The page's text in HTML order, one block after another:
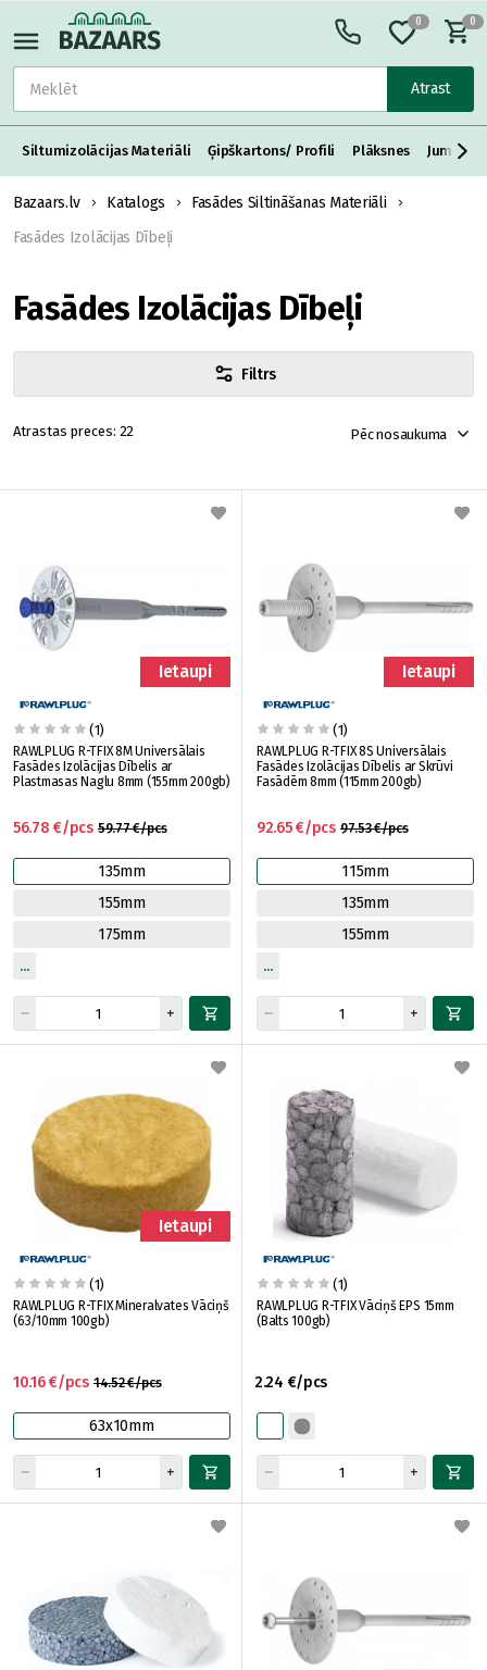
Atrast
0 0
Siltumizolācijas Materiāli Ģipškartons/ Profili Plāksnes Jumta
Bazaars.lv Katalogs
Fasādes Siltināšanas Materiāli
Fasādes Izolācijas Dībeļi
Fasādes Izolācijas Dībeļi
Filtrs
22 Pēc nosaukuma
Ietaupi
(1)
RAWLPLUG R-TFIX 8M Universālais
Fasādes Izolācijas Dībelis ar
Plastmasas Naglu 8mm (155mm 200gb)
59.77 €/pcs
56.78 €/pcs
135mm
155mm
175mm
Ietaupi
(1)
RAWLPLUG R-TFIX 8S Universālais
Fasādes Izolācijas Dībelis ar Skrūvi
Fasādēm 8mm (115mm 200gb)
97.53 €/pcs
92.65 €/pcs
115mm
135mm
155mm
Ietaupi
(1)
RAWLPLUG R-TFIX Mineralvates Vāciņš
(63/10mm 100gb)
14.52 €/pcs
10.16 €/pcs
63x10mm
(1)
RAWLPLUG R-TFIX Vāciņš EPS 15mm
(Balts 100gb)
2.24 €/pcs